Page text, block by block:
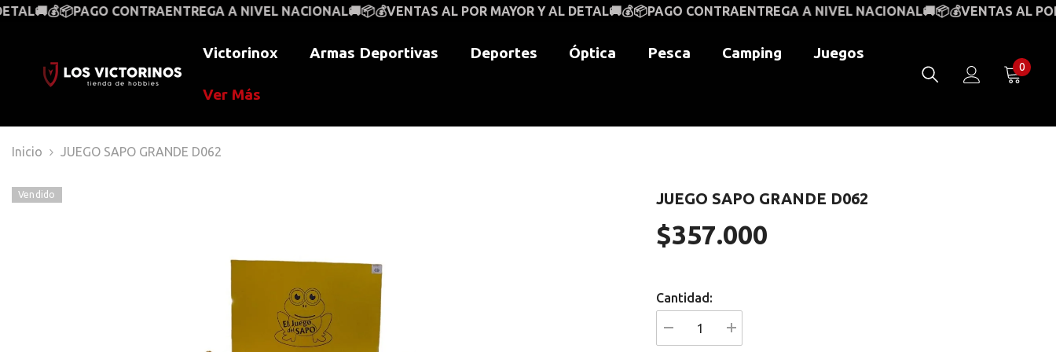
SALTAR AL CONTENIDO A NIVEL NACIONAL🚚📦💰 VENTAS AL POR MAYOR Y AL DETAL🚚💰📦PAGO CONTRAENTREGA A NIVEL NACIONAL🚚📦💰 VENTAS AL POR MAYOR Y AL
Victorinox Armas Deportivas Deportes Óptica Pesca Camping Juegos
Ver Más
00
Inicio JUEGO SAPO GRANDE D062
Vendido JUEGO SAPO GRANDE D062
Precio
regular
$357.000
Cantidad:
Error:
I18n
Error: